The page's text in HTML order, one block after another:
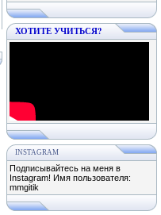
ХОТИТЕ УЧИТЬСЯ?
INSTAGRAM
Подписывайтесь на меня в
Instagram! Имя пользователя:
mmgitik